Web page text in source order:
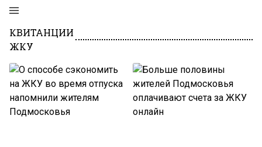
КВИТАНЦИИ
ЖКУ